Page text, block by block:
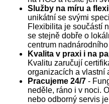
Služby na míru a
unikátní se svými
Flexibilita je součástí
se stejně dobře o
centrum
Kvalita v praxi i na
Kvalitu zaručují
organizacích a vlastní
Pracujeme 24/7 -
neděle, ráno i v noci.
nebo odborný servis